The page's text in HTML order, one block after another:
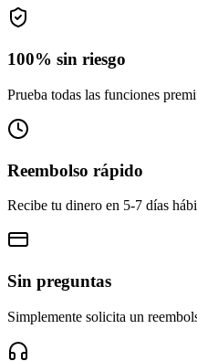
100% sin riesgo
Prueba todas las funciones
Reembolso rápido
Recibe tu dinero en 5-7 días
Sin preguntas
Simplemente solicita un